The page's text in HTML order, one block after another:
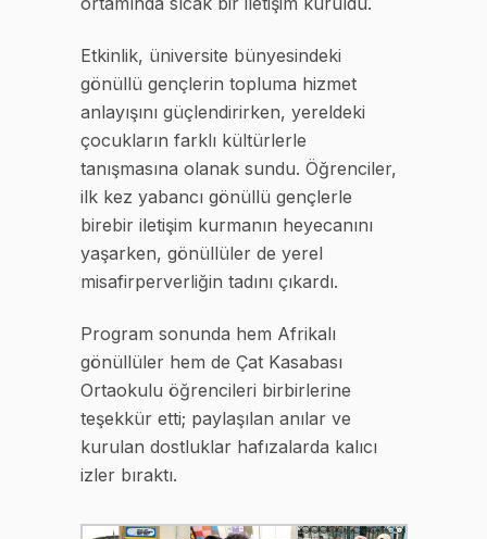
Etkinlik, üniversite bünyesindeki
gönüllü gençlerin topluma hizmet
anlayışını güçlendirirken, yereldeki
çocukların farklı kültürlerle
tanışmasına olanak sundu. Öğrenciler,
ilk kez yabancı gönüllü gençlerle
birebir iletişim kurmanın heyecanını
yaşarken, gönüllüler de yerel
misafirperverliğin tadını çıkardı.
Program sonunda hem Afrikalı
gönüllüler hem de Çat Kasabası
Ortaokulu öğrencileri birbirlerine
teşekkür etti; paylaşılan anılar ve
kurulan dostluklar hafızalarda kalıcı
izler bıraktı.